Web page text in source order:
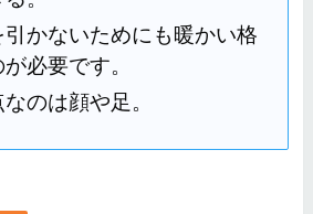
引かないためにも暖かい格
必要です。
のは顔や足。